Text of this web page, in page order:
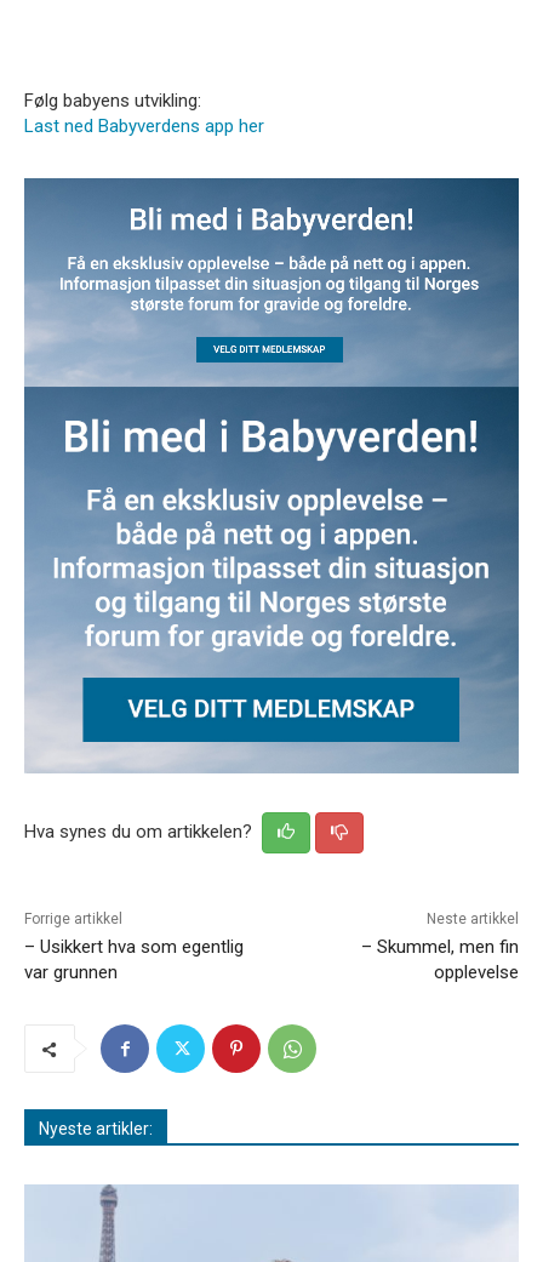
Følg babyens utvikling:
Last ned Babyverdens app her
Hva synes du om artikkelen?
Forrige artikkel
– Usikkert hva som egentlig
var grunnen
Neste artikkel
– Skummel, men fin
opplevelse
Nyeste artikler: